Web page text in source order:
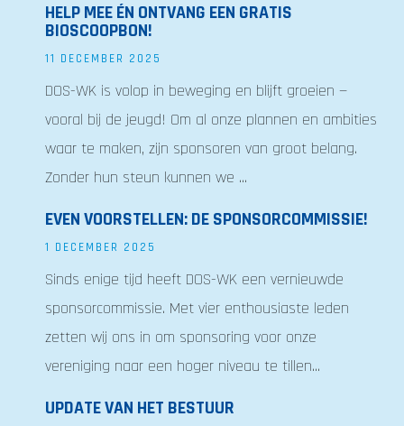
HELP MEE ÉN ONTVANG EEN GRATIS
BIOSCOOPBON!
11 DECEMBER 2025
DOS-WK is volop in beweging en blijft groeien —
vooral bij de jeugd! Om al onze plannen en ambities
waar te maken, zijn sponsoren van groot belang.
Zonder hun steun kunnen we ...
EVEN VOORSTELLEN: DE SPONSORCOMMISSIE!
1 DECEMBER 2025
Sinds enige tijd heeft DOS-WK een vernieuwde
sponsorcommissie. Met vier enthousiaste leden
zetten wij ons in om sponsoring voor onze
vereniging naar een hoger niveau te tillen...
UPDATE VAN HET BESTUUR